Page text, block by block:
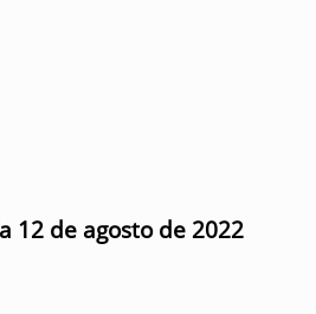
12 de agosto de 2022